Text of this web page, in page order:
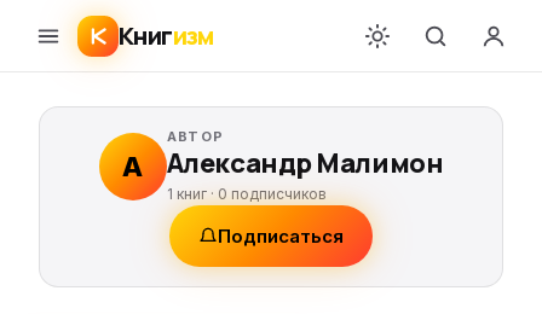
Книгизм
А
АВТОР
Александр Малимон
1 книг · 0 подписчиков
Подписаться